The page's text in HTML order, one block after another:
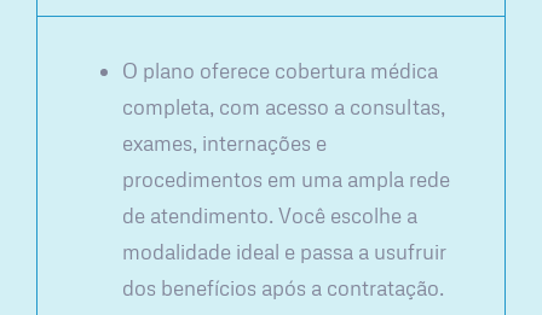
O plano oferece cobertura médica
completa, com acesso a consultas,
exames, internações e
procedimentos em uma ampla rede
de atendimento. Você escolhe a
modalidade ideal e passa a usufruir
dos benefícios após a contratação.